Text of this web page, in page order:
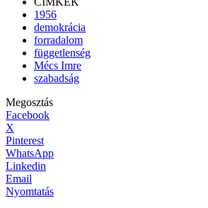
1956
demokrácia
forradalom
függetlenség
Mécs Imre
szabadság
Megosztás
Facebook
X
Pinterest
WhatsApp
Linkedin
Email
Nyomtatás